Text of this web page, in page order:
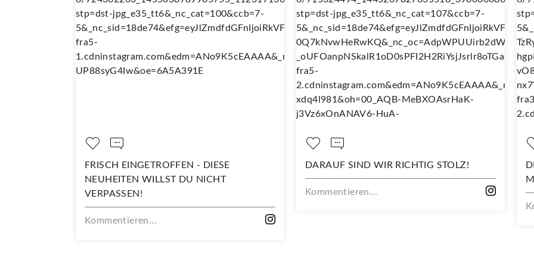
FRISCH EINGETROFFEN - DIESE
NEUHEITEN WILLST DU NICHT
VERPASSEN!
Kommentieren...
DARAUF SIND WIR RICHTIG STOLZ!
Kommentieren...
DEIN
MIT